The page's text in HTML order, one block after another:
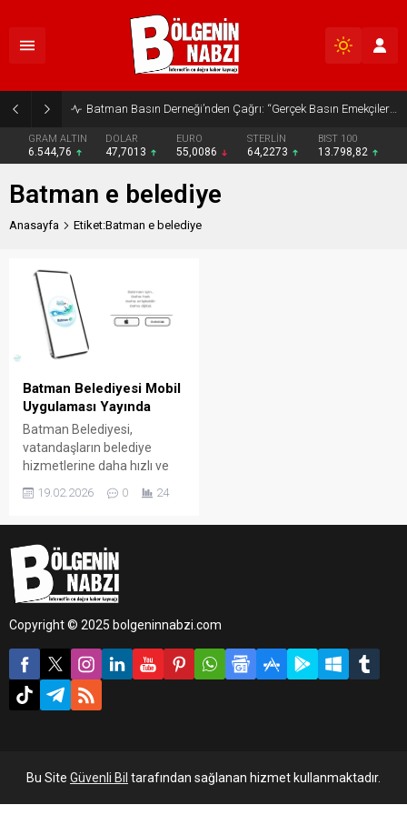
Batman Basın Derneği’nden Çağrı: “Gerçek Basın Emekçileri Desteklenmeli”
GRAM ALTIN
6.544,76
DOLAR
47,7013
EURO
55,0086
STERLİN
64,2273
BIST 100
13.798,82
Batman e belediye
Anasayfa Etiket:Batman e belediye
Batman Belediyesi Mobil
Uygulaması Yayında
Batman Belediyesi,
vatandaşların belediye
hizmetlerine daha hızlı ve
kolay erişebilmesi amacıyla
mobil uygulamasını
geliştirilen uygulama, kent
yaşamını kolaylaştıran
birçok hizmeti tek
19.02.2026 0 24
Copyright © 2025 bolgeninnabzi.com
Bu Site Güvenli Bil tarafından sağlanan hizmet kullanmaktadır.